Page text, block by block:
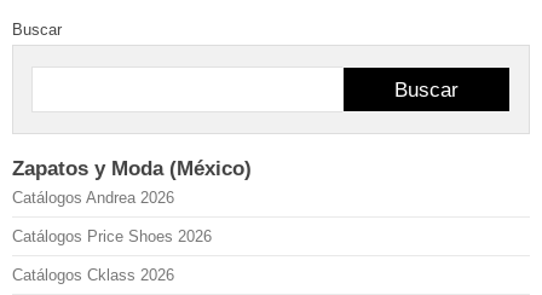
Buscar
Buscar
Zapatos y Moda (México)
Catálogos Andrea 2026
Catálogos Price Shoes 2026
Catálogos Cklass 2026